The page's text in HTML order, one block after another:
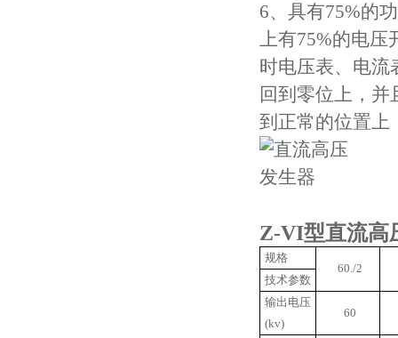
6、具有75%的
上有75%的电压
时电压表、电流
回到零位上，
到正常的位置上
Z-VI型直流高
规格
60./2
技术参数
输出电压
(kv)
60